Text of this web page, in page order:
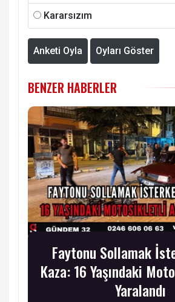
Kararsızım
Anketi Oyla Oyları Göster
BENZER HABERLER
Faytonu Sollamak
Kaza: 16 Yaşındaki
Yaralandı